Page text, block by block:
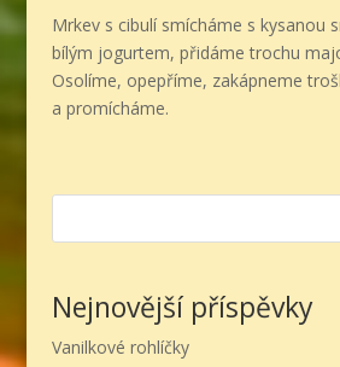
Mrkev s cibulí smícháme s kysanou
bílým jogurtem, přidáme trochu
Osolíme, opepříme, zakápneme
a promícháme.
Nejnovější příspěvky
Vanilkové rohlíčky